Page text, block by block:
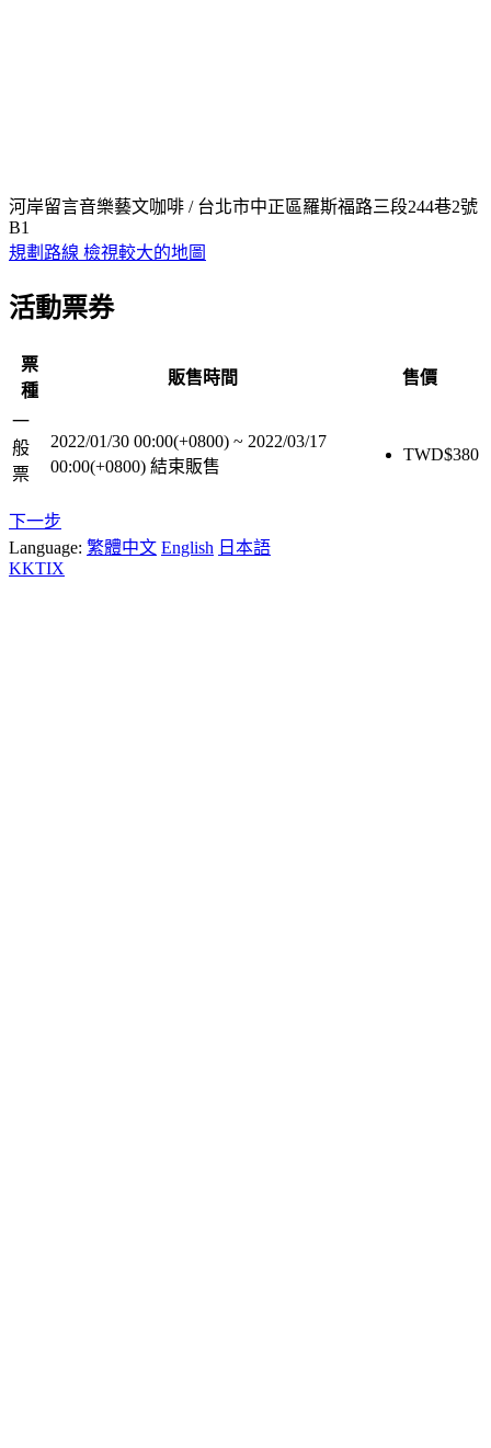
河岸留言音樂藝文咖啡 / 台北市中正區羅斯福路三段244巷2號
B1
規劃路線 檢視較大的地圖
活動票券
票
種
販售時間 售價
一
般
票
2022/01/30 00:00(+0800) ~ 2022/03/17
00:00(+0800) 結束販售
TWD$380
下一步
Language: 繁體中文 English 日本語
KKTIX